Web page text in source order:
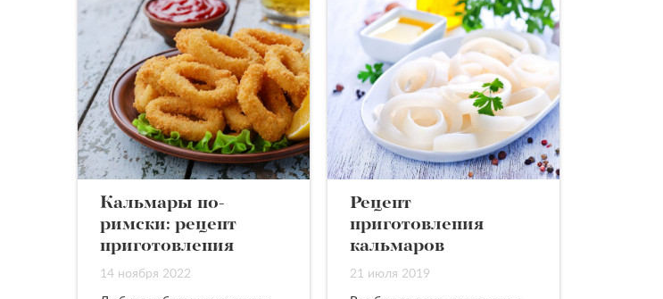
Кальмары по-
римски: рецепт
приготовления
14 ноября 2022
Рецепт
приготовления
кальмаров
21 июля 2019